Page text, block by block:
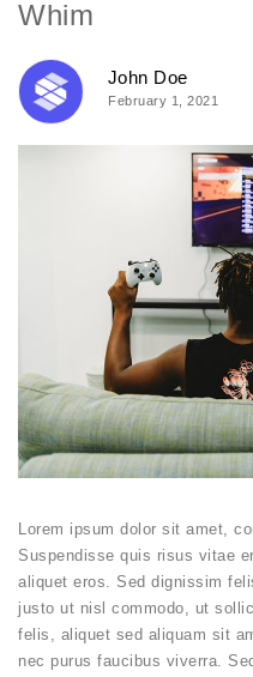
Whim
John Doe
February 1, 2021
Lorem ipsum dolor sit amet,
Suspendisse quis risus vitae
aliquet eros. Sed dignissim
justo ut nisl commodo, ut
felis, aliquet sed aliquam sit
nec purus faucibus viverra.